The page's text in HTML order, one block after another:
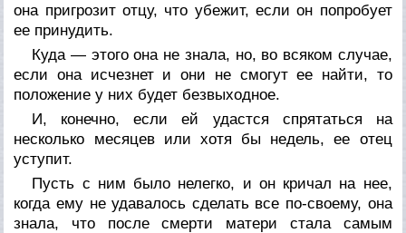
она пригрозит отцу, что убежит, если он попробует
ее принудить.
Куда — этого она не знала, но, во всяком случае,
если она исчезнет и они не смогут ее найти, то
положение у них будет безвыходное.
И, конечно, если ей удастся спрятаться на
несколько месяцев или хотя бы недель, ее отец
уступит.
Пусть с ним было нелегко, и он кричал на нее,
когда ему не удавалось сделать все по-своему, она
знала, что после смерти матери стала самым